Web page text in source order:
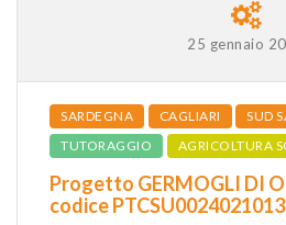
25 gennaio
SARDEGNA CAGLIARI
SUD
TUTORAGGIO
AGRICOLTURA
Progetto GERMOGLI DI
codice